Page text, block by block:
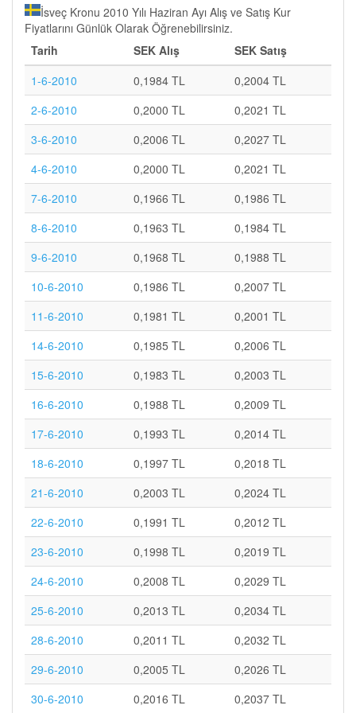
İsveç Kronu 2010 Yılı Haziran Ayı Alış ve Satış Kur
Fiyatlarını Günlük Olarak Öğrenebilirsiniz.
Tarih
SEK Alış
SEK Satış
1-6-2010
0,1984 TL
0,2004 TL
2-6-2010
0,2000 TL
0,2021 TL
3-6-2010
0,2006 TL
0,2027 TL
4-6-2010
0,2000 TL
0,2021 TL
7-6-2010
0,1966 TL
0,1986 TL
8-6-2010
0,1963 TL
0,1984 TL
9-6-2010
0,1968 TL
0,1988 TL
10-6-2010
0,1986 TL
0,2007 TL
11-6-2010
0,1981 TL
0,2001 TL
14-6-2010
0,1985 TL
0,2006 TL
15-6-2010
0,1983 TL
0,2003 TL
16-6-2010
0,1988 TL
0,2009 TL
17-6-2010
0,1993 TL
0,2014 TL
18-6-2010
0,1997 TL
0,2018 TL
21-6-2010
0,2003 TL
0,2024 TL
22-6-2010
0,1991 TL
0,2012 TL
23-6-2010
0,1998 TL
0,2019 TL
24-6-2010
0,2008 TL
0,2029 TL
25-6-2010
0,2013 TL
0,2034 TL
28-6-2010
0,2011 TL
0,2032 TL
29-6-2010
0,2005 TL
0,2026 TL
30-6-2010
0,2016 TL 0,2037 TL